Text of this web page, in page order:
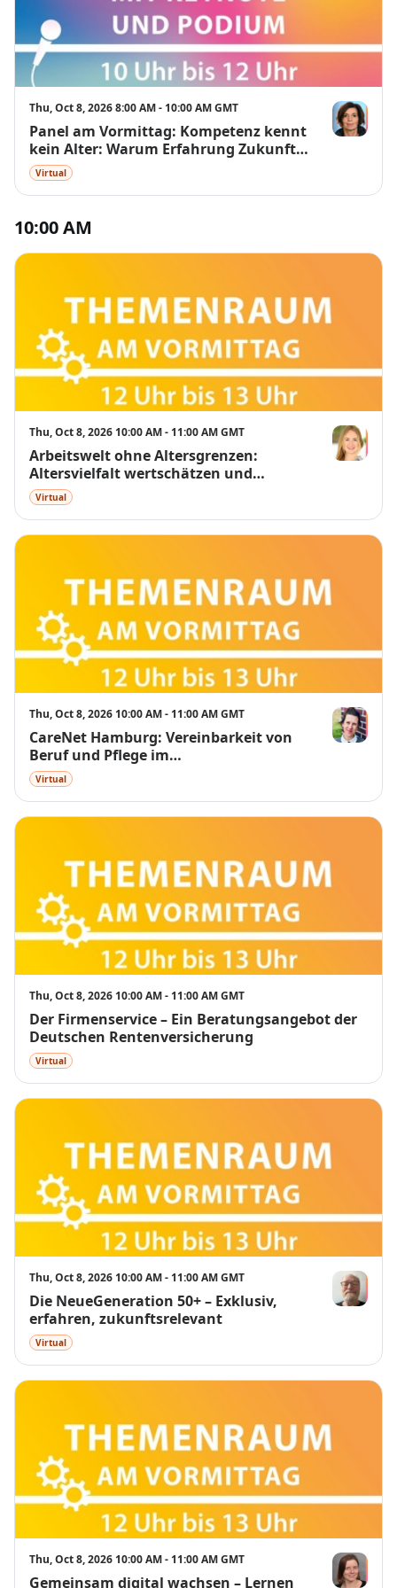
torsten.parzella@tla.de
Tel.: 040 334241 451
Wir freuen uns auf Euch!
Thu, Oct 8, 2026 8:00 AM - 10:00 AM GMT
Panel am Vormittag: Kompetenz kennt
kein Alter: Warum Erfahrung Zukunft
hat
Prof. Dr. h.c.
Virtual
10:00 AM
Thu, Oct 8, 2026 10:00 AM - 11:00 AM GMT
Arbeitswelt ohne Altersgrenzen:
Altersvielfalt wertschätzen und
Potenziale entfalten
Lucie
Virtual
Thu, Oct 8, 2026 10:00 AM - 11:00 AM GMT
CareNet Hamburg: Vereinbarkeit von
Beruf und Pflege im
Unternehmenskontext
Kerrin Kelz
Virtual
Thu, Oct 8, 2026 10:00 AM - 11:00 AM GMT
Der Firmenservice – Ein Beratungsangebot der
Deutschen Rentenversicherung
Virtual
Thu, Oct 8, 2026 10:00 AM - 11:00 AM GMT
Die NeueGeneration 50+ – Exklusiv,
erfahren, zukunftsrelevant
Siegfried
Virtual
Thu, Oct 8, 2026 10:00 AM - 11:00 AM GMT
Gemeinsam digital wachsen – Lernen